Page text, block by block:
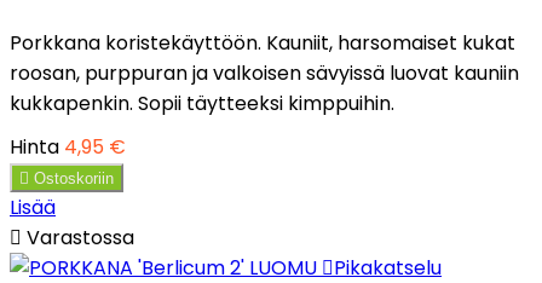
Porkkana koristekäyttöön. Kauniit, harsomaiset kukat
roosan, purppuran ja valkoisen sävyissä luovat kauniin
kukkapenkin. Sopii täytteeksi kimppuihin.
Hinta 4,95 €
 Ostoskoriin
Lisää
 Varastossa
Pikakatselu